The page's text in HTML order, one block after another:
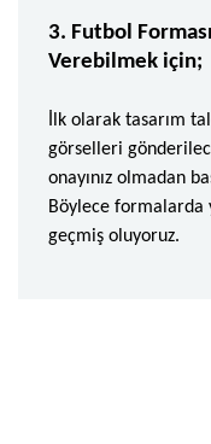
3. Futbol
Verebilmek için;
İlk olarak tasarım
görselleri
onayınız olmadan
Böylece formalarda
geçmiş oluyoruz.